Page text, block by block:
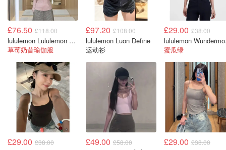
£76.50 £118.00
lululemon Lululemon 女款定义夹克
草莓奶昔瑜伽服
£97.20 £108.00
lululemon Luon Define
运动衫
£29.00 £38.00
蜜瓜绿
£29.00 £38.00 £49.00 £58.00 £29.00 £38.00